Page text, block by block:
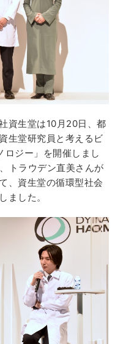
資生堂は10月20日、都
生堂研究員と考えるビ
ロジー」を開催しまし
トラウデン直美さんが
、資生堂の循環型社会
ました。